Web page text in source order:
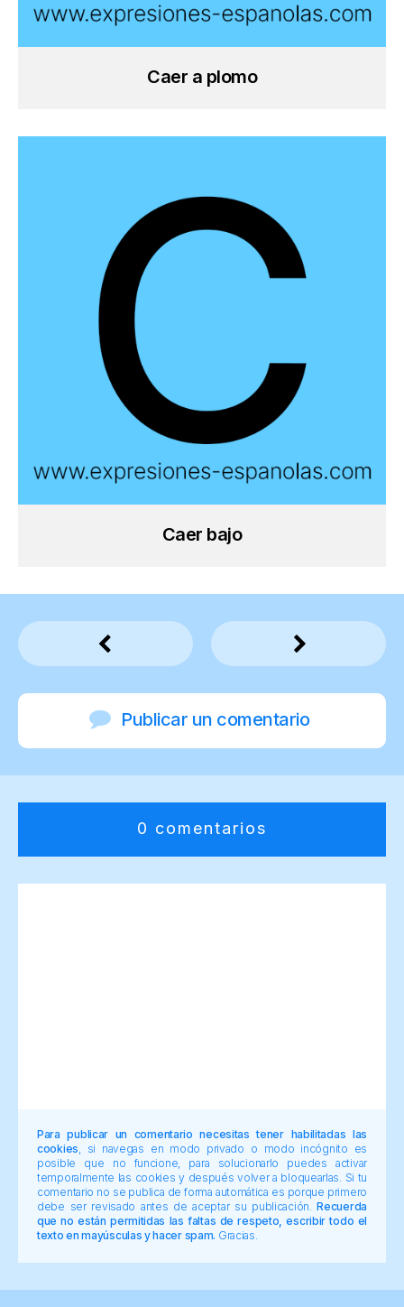
Caer a plomo
Caer bajo
Publicar un comentario
0 comentarios
Para publicar un comentario necesitas tener habilitadas las
cookies , si navegas en modo privado o modo incógnito es
posible que no funcione, para solucionarlo puedes activar
temporalmente las cookies y después volver a bloquearlas. Si tu
comentario no se publica de forma automática es porque primero
debe ser revisado antes de aceptar su publicación.Recuerda
que no están permitidas las faltas de respeto, escribir todo el
texto en mayúsculas y hacer spam. Gracias.